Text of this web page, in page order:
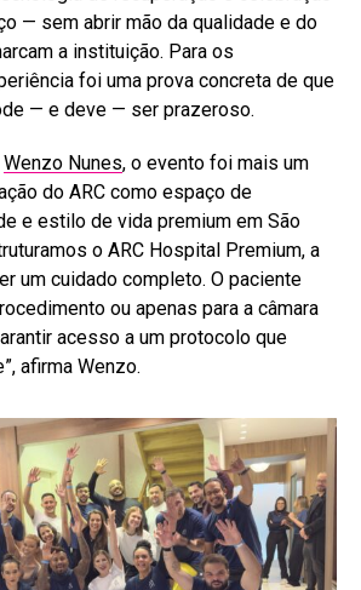
— sem abrir mão da qualidade e do
a instituição. Para os
foi uma prova concreta de que
— e deve — ser prazeroso.
Wenzo Nunes, o evento foi mais um
do ARC como espaço de
e estilo de vida premium em São
o ARC Hospital Premium, a
um cuidado completo. O paciente
ou apenas para a câmara
acesso a um protocolo que
afirma Wenzo.